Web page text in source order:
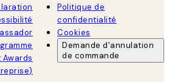
Awards
Politique de
confidentialité
Cookies
Demande d'annulation
de commande